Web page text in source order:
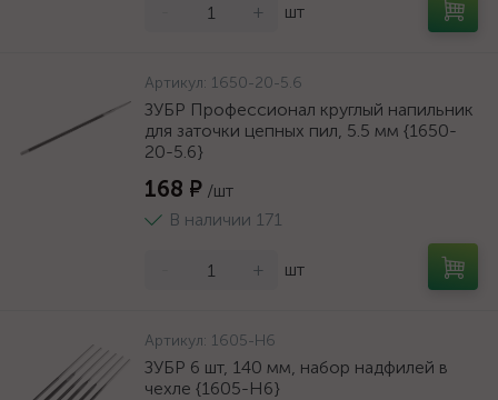
+ шт
Артикул: 1650-20-5.6
ЗУБР Профессионал круглый напильник
для заточки цепных пил, 5.5 мм {1650-
20-5.6}
168 ₽ /шт
В наличии 171
+ шт
Артикул: 1605-H6
ЗУБР 6 шт, 140 мм, набор надфилей в
чехле {1605-H6}